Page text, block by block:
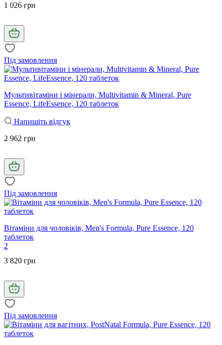
1 026 грн
Під замовлення
Мультивітаміни і мінерали, Multivitamin & Mineral, Pure
Essence, LifeEssence, 120 таблеток
Напишіть відгук
2 962 грн
Під замовлення
Вітаміни для чоловіків, Men's Formula, Pure Essence, 120
таблеток
2
3 820 грн
Під замовлення